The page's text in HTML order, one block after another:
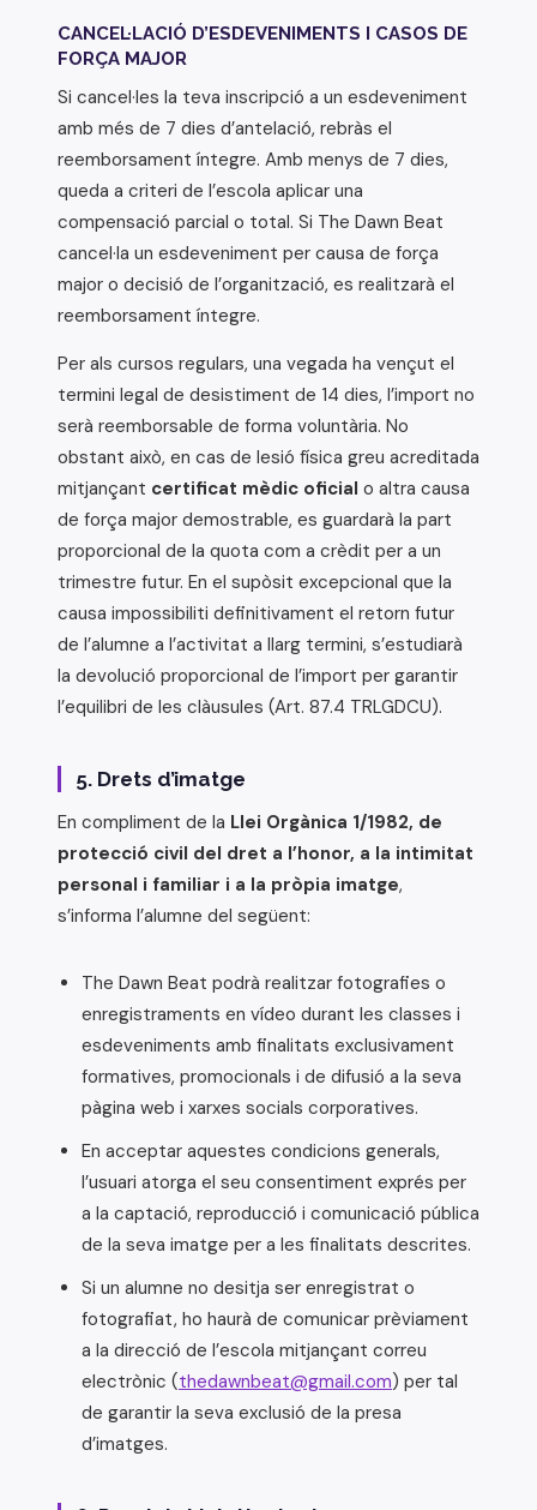
CANCEL·LACIÓ D’ESDEVENIMENTS I CASOS DE
FORÇA MAJOR
Si cancel·les la teva inscripció a un esdeveniment
amb més de 7 dies d’antelació, rebràs el
reemborsament íntegre. Amb menys de 7 dies,
queda a criteri de l’escola aplicar una
compensació parcial o total. Si The Dawn Beat
cancel·la un esdeveniment per causa de força
major o decisió de l’organització, es realitzarà el
reemborsament íntegre.
Per als cursos regulars, una vegada ha vençut el
termini legal de desistiment de 14 dies, l’import no
serà reemborsable de forma voluntària. No
obstant això, en cas de lesió física greu acreditada
mitjançant certificat mèdic oficial o altra causa
de força major demostrable, es guardarà la part
proporcional de la quota com a crèdit per a un
trimestre futur. En el supòsit excepcional que la
causa impossibiliti definitivament el retorn futur
de l’alumne a l’activitat a llarg termini, s’estudiarà
la devolució proporcional de l’import per garantir
l’equilibri de les clàusules (Art. 87.4 TRLGDCU).
5. Drets d’imatge
En compliment de la Llei Orgànica 1/1982, de
protecció civil del dret a l’honor, a la intimitat
personal i familiar i a la pròpia imatge,
s’informa l’alumne del següent:
The Dawn Beat podrà realitzar fotografies o
enregistraments en vídeo durant les classes i
esdeveniments amb finalitats exclusivament
formatives, promocionals i de difusió a la seva
pàgina web i xarxes socials corporatives.
En acceptar aquestes condicions generals,
l’usuari atorga el seu consentiment exprés per
a la captació, reproducció i comunicació pública
de la seva imatge per a les finalitats descrites.
Si un alumne no desitja ser enregistrat o
fotografiat, ho haurà de comunicar prèviament
a la direcció de l’escola mitjançant correu
electrònic (thedawnbeat@gmail.com) per tal
de garantir la seva exclusió de la presa
d’imatges.